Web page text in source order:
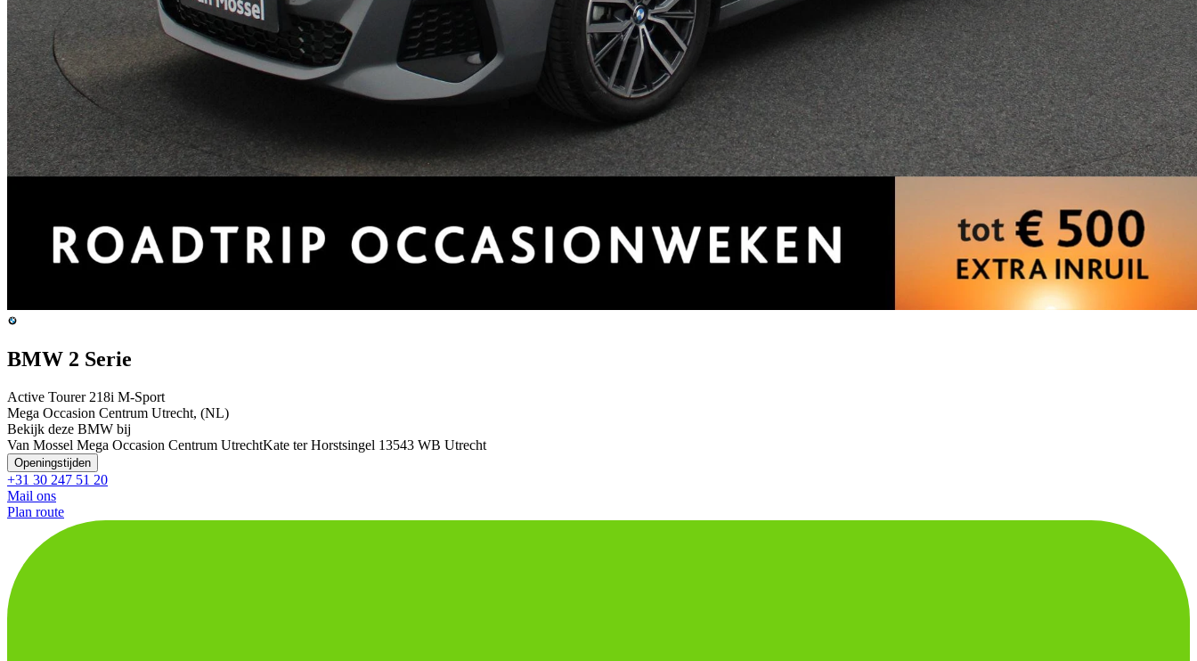
BMW 2 Serie
Active Tourer 218i M-Sport
Mega Occasion Centrum Utrecht, (NL)
Bekijk deze BMW bij
Van Mossel Mega Occasion Centrum UtrechtKate ter Horstsingel 13543 WB Utrecht
Openingstijden
+31 30 247 51 20
Mail ons
Plan route